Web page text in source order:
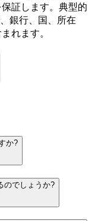
証します。典型的
銀行、国、所在
れます。
か?
のでしょうか?